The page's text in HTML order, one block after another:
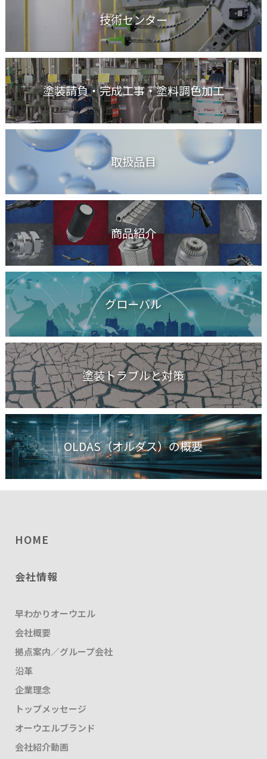
技術センター
塗装請負・完成工事・塗料調色加工
取扱品目
商品紹介
グローバル
塗装トラブルと対策
OLDAS（オルダス）の概要
HOME
会社情報
早わかりオーウエル
会社概要
拠点案内／グループ会社
沿革
企業理念
トップメッセージ
オーウエルブランド
会社紹介動画